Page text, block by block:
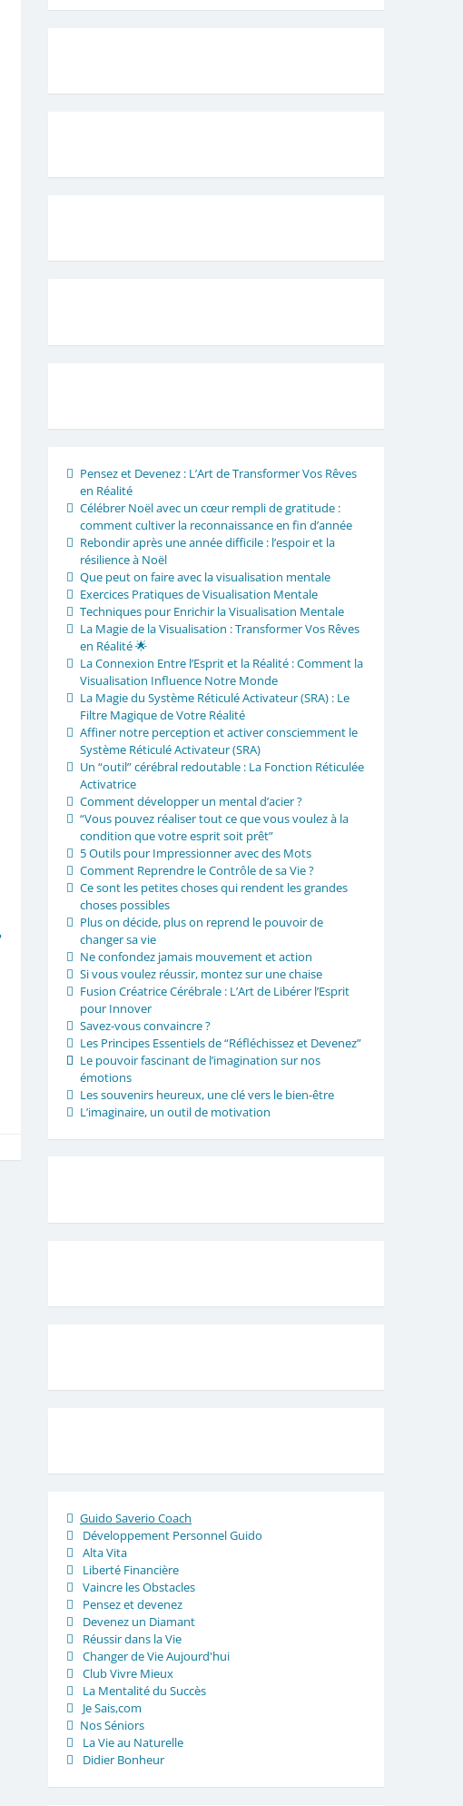
Pensez et Devenez : L’Art de Transformer Vos Rêves
en Réalité
Célébrer Noël avec un cœur rempli de gratitude :
comment cultiver la reconnaissance en fin d’année
Rebondir après une année difficile : l’espoir et la
résilience à Noël
Que peut on faire avec la visualisation mentale
Exercices Pratiques de Visualisation Mentale
Techniques pour Enrichir la Visualisation Mentale
La Magie de la Visualisation : Transformer Vos Rêves
en Réalité 🌟
La Connexion Entre l’Esprit et la Réalité : Comment la
Visualisation Influence Notre Monde
La Magie du Système Réticulé Activateur (SRA) : Le
Filtre Magique de Votre Réalité
Affiner notre perception et activer consciemment le
Système Réticulé Activateur (SRA)
Un “outil” cérébral redoutable : La Fonction Réticulée
Activatrice
Comment développer un mental d’acier ?
“Vous pouvez réaliser tout ce que vous voulez à la
condition que votre esprit soit prêt”
5 Outils pour Impressionner avec des Mots
Comment Reprendre le Contrôle de sa Vie ?
Ce sont les petites choses qui rendent les grandes
choses possibles
Plus on décide, plus on reprend le pouvoir de
changer sa vie
Ne confondez jamais mouvement et action
Si vous voulez réussir, montez sur une chaise
Fusion Créatrice Cérébrale : L’Art de Libérer l’Esprit
pour Innover
Savez-vous convaincre ?
Les Principes Essentiels de “Réfléchissez et Devenez”
Le pouvoir fascinant de l’imagination sur nos
émotions
Les souvenirs heureux, une clé vers le bien-être
L’imaginaire, un outil de motivation
Guido Saverio Coach
Développement Personnel Guido
Alta Vita
Liberté Financière
Vaincre les Obstacles
Pensez et devenez
Devenez un Diamant
Réussir dans la Vie
Changer de Vie Aujourd'hui
Club Vivre Mieux
La Mentalité du Succès
Je Sais,com
Nos Séniors
La Vie au Naturelle
Didier Bonheur